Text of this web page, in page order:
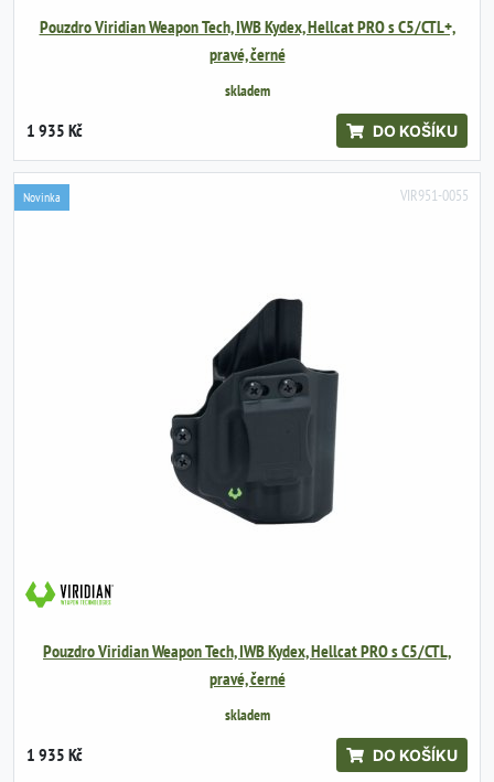
Pouzdro Viridian Weapon Tech, IWB Kydex, Hellcat PRO s C5/CTL+,
pravé, černé
skladem
1 935 Kč DO KOŠÍKU
VIR951-0055
Novinka
Pouzdro Viridian Weapon Tech, IWB Kydex, Hellcat PRO s C5/CTL,
pravé, černé
skladem
1 935 Kč DO KOŠÍKU